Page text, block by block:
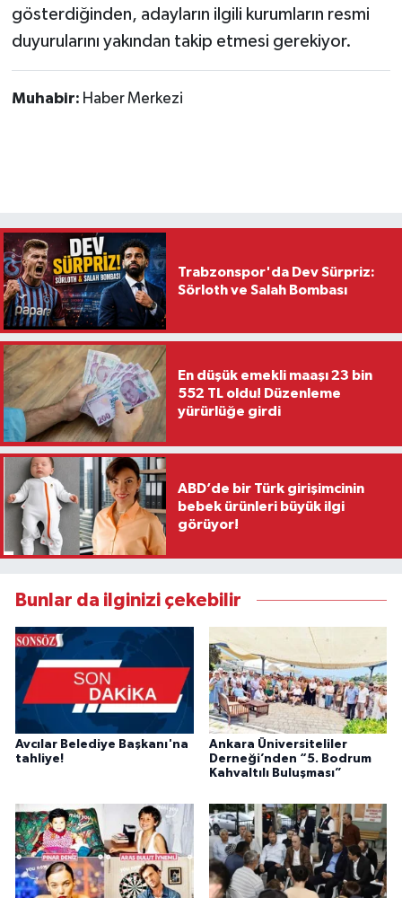
gösterdiğinden, adayların ilgili kurumların resmi
duyurularını yakından takip etmesi gerekiyor.
Muhabir: Haber Merkezi
Trabzonspor'da Dev Sürpriz:
Sörloth ve Salah Bombası
En düşük emekli maaşı 23 bin
552 TL oldu! Düzenleme
yürürlüğe girdi
ABD’de bir Türk girişimcinin
bebek ürünleri büyük ilgi
görüyor!
Bunlar da ilginizi çekebilir
Avcılar Belediye Başkanı'na
tahliye!
Ankara Üniversiteliler
Derneği’nden “5. Bodrum
Kahvaltılı Buluşması”